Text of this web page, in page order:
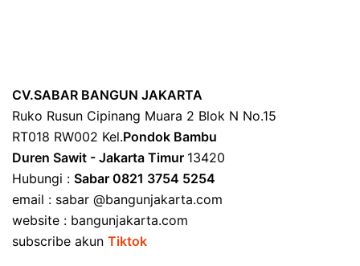
CV.SABAR BANGUN JAKARTA
Ruko Rusun Cipinang Muara 2 Blok N No.15
RT018 RW002 Kel.Pondok Bambu
Duren Sawit - Jakarta Timur 13420
Hubungi : Sabar 0821 3754 5254
email : sabar @bangunjakarta.com
website : bangunjakarta.com
subscribe akun Tiktok